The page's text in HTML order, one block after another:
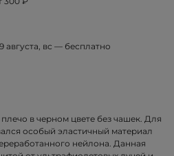
августа, вс — бесплатно
в черном цвете без чашек. Для
особый эластичный материал
нейлона. Данная